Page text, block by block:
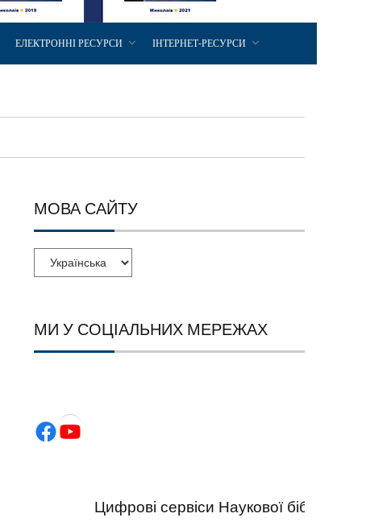
ЕЛЕКТРОННІ РЕСУРСИ ІНТЕРНЕТ-РЕСУРСИ
МОВА САЙТУ
МИ У СОЦІАЛЬНИХ МЕРЕЖАХ
Facebook YouTube
Цифрові сервіси Наукової бібліотеки